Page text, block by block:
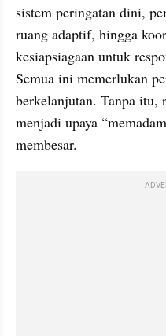
sistem peringatan dini,
ruang adaptif, hingga
kesiapsiagaan untuk
Semua ini memerlukan
berkelanjutan. Tanpa itu,
menjadi upaya
membesar.